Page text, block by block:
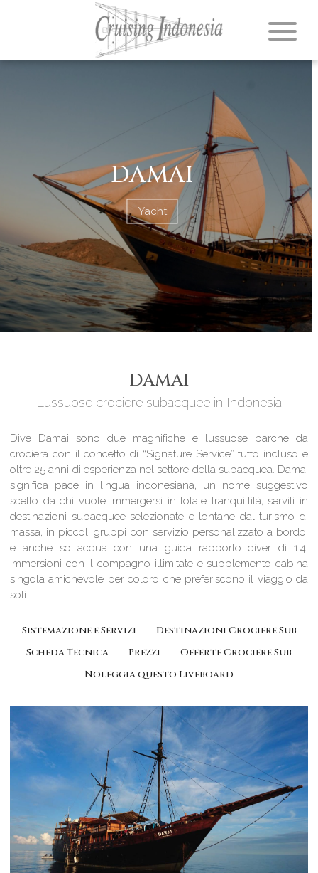
DAMAI
Yacht
DAMAI
Lussuose crociere subacquee in Indonesia
Dive Damai sono due magnifiche e lussuose barche da
crociera con il concetto di “Signature Service” tutto incluso e
oltre 25 anni di esperienza nel settore della subacquea. Damai
significa pace in lingua indonesiana, un nome suggestivo
scelto da chi vuole immergersi in totale tranquillità, serviti in
destinazioni subacquee selezionate e lontane dal turismo di
massa, in piccoli gruppi con servizio personalizzato a bordo,
e anche sott’acqua con una guida rapporto diver di 1:4,
immersioni con il compagno illimitate e supplemento cabina
singola amichevole per coloro che preferiscono il viaggio da
soli.
Sistemazione e Servizi
Destinazioni Crociere Sub
Scheda Tecnica
Prezzi
Offerte Crociere Sub
Noleggia questo Liveboard